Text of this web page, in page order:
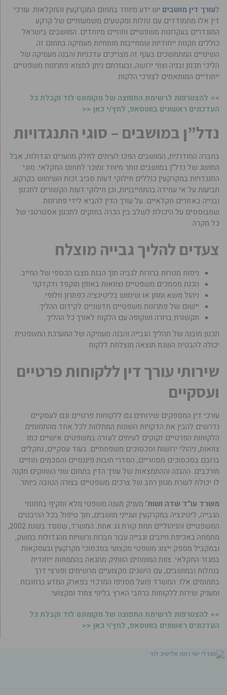
לעורך דין מושבים יש ידע מיוחד בתחום המקרקעין והחקלאות. עורכי
דין אלו מתמודדים עם נחלות ומקטעים משמעותיים של קרקע
המוגדרים בעקרונות משפטיים וחוזיים מיוחדים. המושבים בישראל
כוללים תקנות ייחודיות שמחייבות מומחיות מעמיקה בתחום זה.
השינויים המתמשכים בענף זה מצריכים עדכניות והבנה מעמיקה של
הליכי תכנון ובניה וצווי ירושה, ובעזרתם ניתן למצוא פתרונות משפטיים
ייחודיים המותאמים לצורכי הלקוח.
>> להצטרפות לרשימת התפוצה של מקומונט לוד וקבלת כל
העדכונים ראשונים בווטסאפ, לחץ/י כאן <<
נדל”ן במושבים – סוגי התנגדויות
בחברה המודרנית, המושבים הפכו לעיתים לחלק מהערים הגדולות, אבל
המושג של נדל”ן במושבים נותר מיוחד ומוכר לתחום החקלאי. סוגי
התנגדויות במקרקעין כוללים חילוקי דעות סביב זכות השימוש בקרקע,
תביעות על אי עמידה בהתחייבויות, וכן חילוקי דעות הקשורים לתכנון
ובנייה באזורים חקלאיים. על עורך הדין להביא לידי פתרונות
שמבוססים על היכולת לשלב בין הכרה בחוקים לתכנון אסטרטגי של
כל מקרה.
צעדים להליך גבייה מוצלח
ניסוח מטרות ברורות לגביה תוך הבנת מצבו הכספי של החייב.
הכנת מסמכים משפטיים וצוואות באופן מוקפד ודקדקני.
ניהול משא ומתן או שימוש בליטיגציה כפתרון חלופי.
יישום של פתרונות משפטיים חדשניים לקידום ההליך.
תקשורת ברורה ושקופה עם הלקוח לאורך כל ההליך.
תכנון מובנה של תהליך הגבייה והבנה מעמיקה של המערכת המשפטית
יכולה להבטיח השגת תוצאה מוצלחת ללקוח.
שירותי עורך דין ללקוחות פרטיים
ועסקיים
עורכי דין המספקים שירותים גם ללקוחות פרטיים וגם לעסקיים
נדרשים להבין את הדקויות השונות המתלוות לכל אחד מהתחומים.
הלקוחות הפרטיים זקוקים לעיתים לעזרה במשפטים אישיים כמו
צוואות, ניהולי ירושות וסכסוכים משפחתיים. בעוד עסקיים, נתקלים
ברובם בסכסוכים מסחריים, הסדרי חובות פיננסיים והסכמים חוזיים
מורכבים. ההבנה וההתמצאות של עורך הדין בתחום שני השווקים מקנה
לו יכולת לשרת מגוון רחב של צרכים משפטיים בצורה הטובה ביותר.
משרד עו”ד שדה ושות’ מעניק מענה משפטי מלא ומקיף בתחומי
הגבייה, ליטיגציה במקרקעין וענייני מושבים, תוך טיפול בכל ההיבטים
המשפטיים והניהוליים תחת קורת גג אחת. המשרד, שנוסד בשנת 2002,
מתמחה באכיפת חיובים וגבייה עבור חברות ורשויות מהגדולות במשק,
ובמקביל מספק ייצוג משפטי מקצועי בסכסוכי מקרקעין ובעסקאות
במגזר החקלאי. צוות המומחים הוותיק מתגאה בהתמחות ייחודית
בנחלות ובמושבים, עם הישגים מקצועיים מרשימים ופורצי דרך
בתחומים אלו. המשרד פועל מסניפו המרכזי בפארק המדע ברחובות
ומעניק שירות ללקוחות ברחבי הארץ בליווי צמוד ומקצועי.
>> להצטרפות לרשימת התפוצה של מקומונט לוד וקבלת כל
העדכונים ראשונים בווטסאפ, לחץ/י כאן <<